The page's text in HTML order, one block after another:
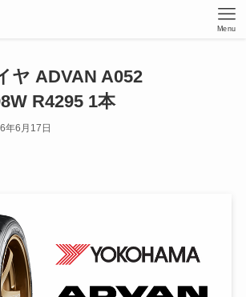
Menu
ヤ ADVAN A052
R4295 1本
年6月17日